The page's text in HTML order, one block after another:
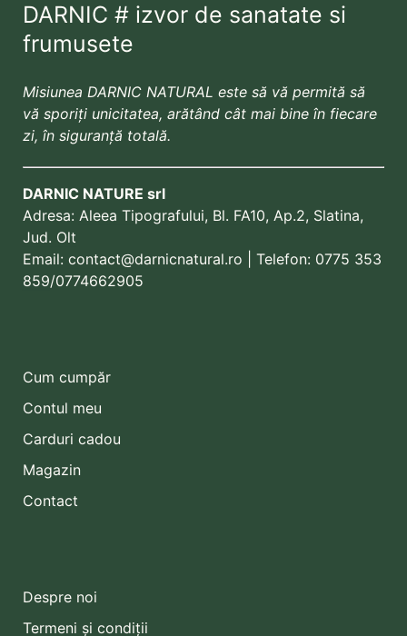
DARNIC # izvor de sanatate si
frumusete
Misiunea DARNIC NATURAL este să vă permită să
vă sporiți unicitatea, arătând cât mai bine în fiecare
zi, în siguranță totală.
DARNIC NATURE srl
Adresa: Aleea Tipografului, Bl. FA10, Ap.2, Slatina,
Jud. Olt
Email: contact@darnicnatural.ro | Telefon: 0775 353
859/0774662905
Cum cumpăr
Contul meu
Carduri cadou
Magazin
Contact
Despre noi
Termeni și condiții